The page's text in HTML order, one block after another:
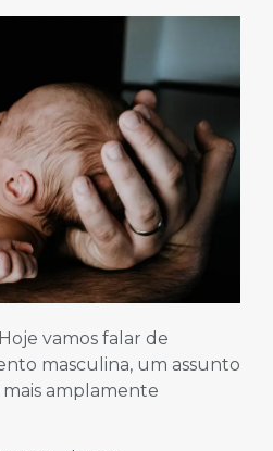
vamos falar de
masculina, um assunto
amplamente